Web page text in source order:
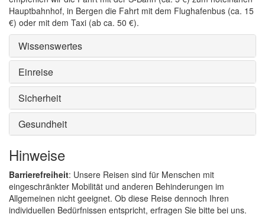
Hauptbahnhof, in Bergen die Fahrt mit dem Flughafenbus (ca. 15
€) oder mit dem Taxi (ab ca. 50 €).
Wissenswertes
Einreise
Sicherheit
Gesundheit
Hinweise
Barrierefreiheit: Unsere Reisen sind für Menschen mit
eingeschränkter Mobilität und anderen Behinderungen im
Allgemeinen nicht geeignet. Ob diese Reise dennoch Ihren
individuellen Bedürfnissen entspricht, erfragen Sie bitte bei uns.